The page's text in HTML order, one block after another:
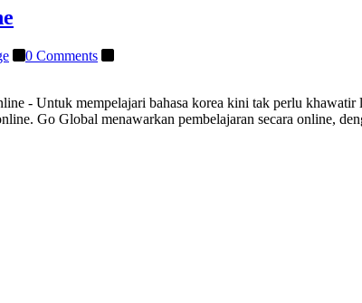
0 Comments
- Untuk mempelajari bahasa korea kini tak perlu
Go Global menawarkan pembelajaran secara online,